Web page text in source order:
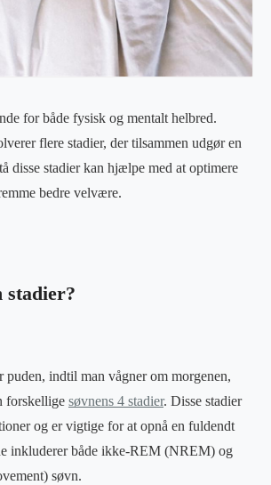
for både fysisk og mentalt helbred.
flere stadier, der tilsammen udgør en
disse stadier kan hjælpe med at optimere
bedre velvære.
stadier?
puden, indtil man vågner om morgenen,
forskellige søvnens 4 stadier. Disse stadier
og er vigtige for at opnå en fuldendt
inkluderer både ikke-REM (NREM) og
søvn.